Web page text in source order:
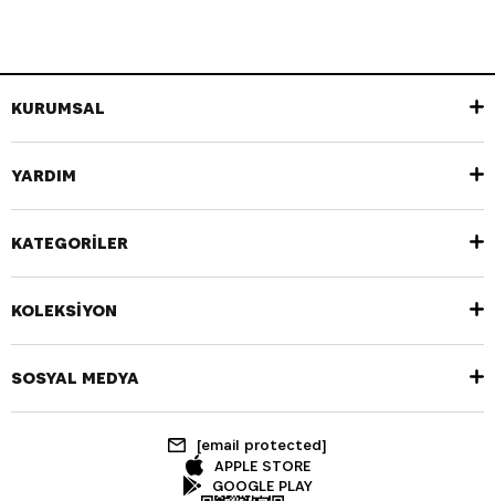
KURUMSAL
YARDIM
KATEGORİLER
KOLEKSİYON
SOSYAL MEDYA
[email protected]
APPLE STORE
GOOGLE PLAY